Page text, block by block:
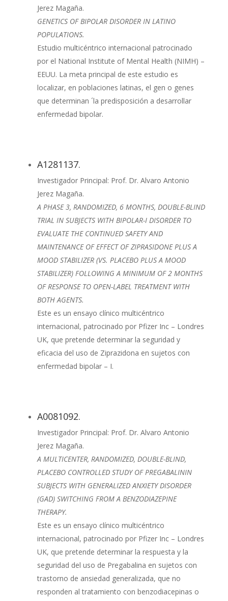
Jerez Magaña.
GENETICS OF BIPOLAR DISORDER IN LATINO
POPULATIONS.
Estudio multicéntrico internacional patrocinado
por el National Institute of Mental Health (NIMH) –
EEUU. La meta principal de este estudio es
localizar, en poblaciones latinas, el gen o genes
que determinan ´la predisposición a desarrollar
enfermedad bipolar.
A1281137.
Investigador Principal: Prof. Dr. Alvaro Antonio
Jerez Magaña.
A PHASE 3, RANDOMIZED, 6 MONTHS, DOUBLE-BLIND
TRIAL IN SUBJECTS WITH BIPOLAR-I DISORDER TO
EVALUATE THE CONTINUED SAFETY AND
MAINTENANCE OF EFFECT OF ZIPRASIDONE PLUS A
MOOD STABILIZER (VS. PLACEBO PLUS A MOOD
STABILIZER) FOLLOWING A MINIMUM OF 2 MONTHS
OF RESPONSE TO OPEN-LABEL TREATMENT WITH
BOTH AGENTS.
Este es un ensayo clínico multicéntrico
internacional, patrocinado por Pfizer Inc – Londres
UK, que pretende determinar la seguridad y
eficacia del uso de Ziprazidona en sujetos con
enfermedad bipolar – I.
A0081092.
Investigador Principal: Prof. Dr. Alvaro Antonio
Jerez Magaña.
A MULTICENTER, RANDOMIZED, DOUBLE-BLIND,
PLACEBO CONTROLLED STUDY OF PREGABALININ
SUBJECTS WITH GENERALIZED ANXIETY DISORDER
(GAD) SWITCHING FROM A BENZODIAZEPINE
THERAPY.
Este es un ensayo clínico multicéntrico
internacional, patrocinado por Pfizer Inc – Londres
UK, que pretende determinar la respuesta y la
seguridad del uso de Pregabalina en sujetos con
trastorno de ansiedad generalizada, que no
responden al tratamiento con benzodiacepinas o